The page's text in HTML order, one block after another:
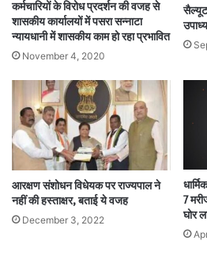
कर्मचारियों के विरोध प्रदर्शन की वजह से
शासकीय कार्यालयों में पसरा सन्नाटा
न्यायधानी में शासकीय काम हो रहा प्रभावित
November 4, 2020
सैल्यूट
आरक्षण संशोधन विधेयक पर राज्यपाल ने
नहीं की हस्ताक्षर, बताई ये वजह
December 3, 2022
7
घोर